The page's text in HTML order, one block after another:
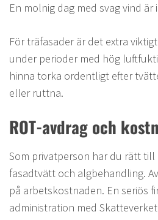
En molnig dag med svag vind är
För träfasader är det extra
under perioder med hög
hinna torka ordentligt efter
eller ruttna.
ROT-avdrag och
Som privatperson har du rätt till
fasadtvätt och algbehandling.
på arbetskostnaden. En seriös
administration med